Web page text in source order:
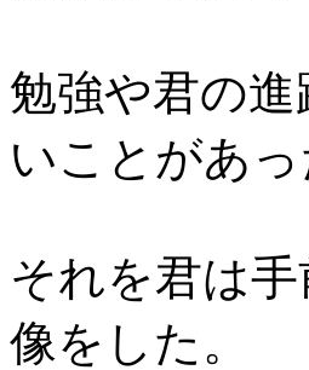
勉強や君の
いことがあっ
それを君は
像をした。